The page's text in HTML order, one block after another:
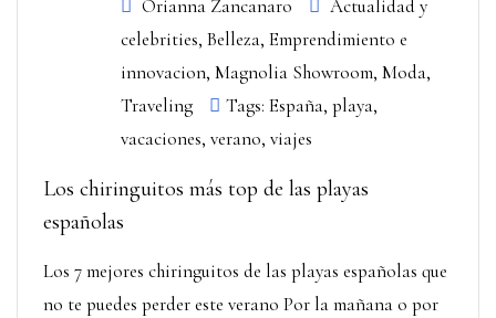
Orianna Zancanaro
Actualidad y
celebrities, Belleza, Emprendimiento e
innovacion, Magnolia Showroom, Moda,
Traveling
Tags: España, playa,
vacaciones, verano, viajes
Los chiringuitos más top de las playas
españolas
Los 7 mejores chiringuitos de las playas españolas que
no te puedes perder este verano Por la mañana o por